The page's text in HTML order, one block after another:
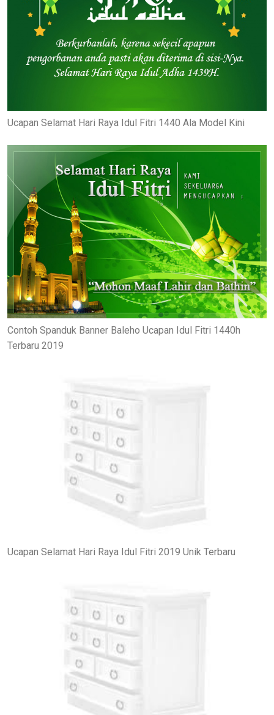
Ucapan Selamat Hari Raya Idul Fitri 1440 Ala Model Kini
Contoh Spanduk Banner Baleho Ucapan Idul Fitri 1440h
Terbaru 2019
Ucapan Selamat Hari Raya Idul Fitri 2019 Unik Terbaru